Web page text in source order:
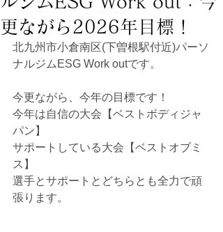
更ながら2026年目標！
北九州市小倉南区(下曽根駅付近)パーソ
ナルジムESG Work outです。
今更ながら、今年の目標です！
今年は自信の大会【ベストボディジャ
パン】
サポートしている大会【ベストオブミ
ス】
選手とサポートとどちらとも全力で頑
張ります。